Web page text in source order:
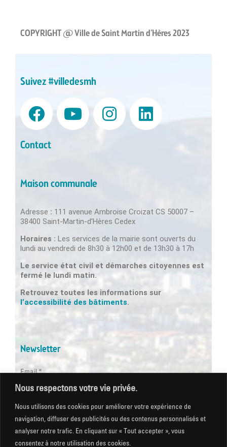
Nous respectons votre vie privée.
Nous utilisons des cookies pour améliorer votre expérience de
navigation, diffuser des publicités ou des contenus personnalisés et
analyser notre trafic. En cliquant sur « Tout accepter », vous
consentez à notre utilisation des cookies.
COPYRIGHT @ Ville de Saint Martin d’Hères 2023
Suivez #villedesmh
Contact
Maison communale
Adresse : 111 avenue Ambroise Croizat CS 50007 –
38400 Saint-Martin-d’Hères Cedex
Horaires : Les services de la mairie sont ouverts du
lundi au vendredi de 8h30 à 12h00 et de 13h30 à 17h
Le service état civil et démarches citoyennes est
fermé le lundi matin.
Retrouvez toutes les informations sur
l’accessibilité des bâtiments.
Newsletter
Email *
Les champs suivis d'une * sont obligatoires